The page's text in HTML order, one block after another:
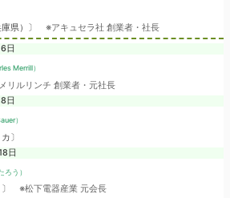
庫県）〕 ※アキュセラ社 創業者・社長
日
Merrill）
リルリンチ 創業者・元社長
日
）
〕
日
ろう）
〕 ※松下電器産業 元会長